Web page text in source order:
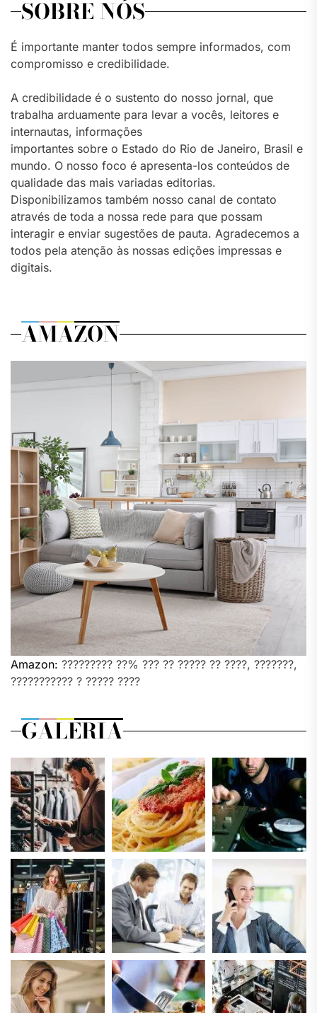
SOBRE NÓS
É importante manter todos sempre informados, com
compromisso e credibilidade.
A credibilidade é o sustento do nosso jornal, que
trabalha arduamente para levar a vocês, leitores e
internautas, informações
importantes sobre o Estado do Rio de Janeiro, Brasil e
mundo. O nosso foco é apresenta-los conteúdos de
qualidade das mais variadas editorias.
Disponibilizamos também nosso canal de contato
através de toda a nossa rede para que possam
interagir e enviar sugestões de pauta. Agradecemos a
todos pela atenção às nossas edições impressas e
digitais.
AMAZON
Amazon: ????????? ??% ??? ?? ????? ?? ????, ???????,
??????????? ? ????? ????
GALERIA